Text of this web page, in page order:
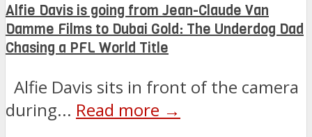
Alfie Davis is going from Jean-Claude Van
Damme Films to Dubai Gold: The Underdog Dad
Chasing a PFL World Title
Alfie Davis sits in front of the camera
during... Read more →